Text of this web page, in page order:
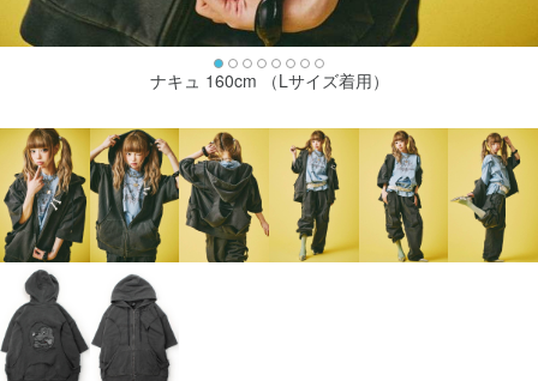
ナキュ 160cm （Lサイズ着用）